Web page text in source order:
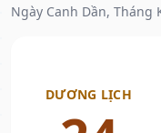
Ngày Canh Dần, Tháng
DƯƠNG LỊCH